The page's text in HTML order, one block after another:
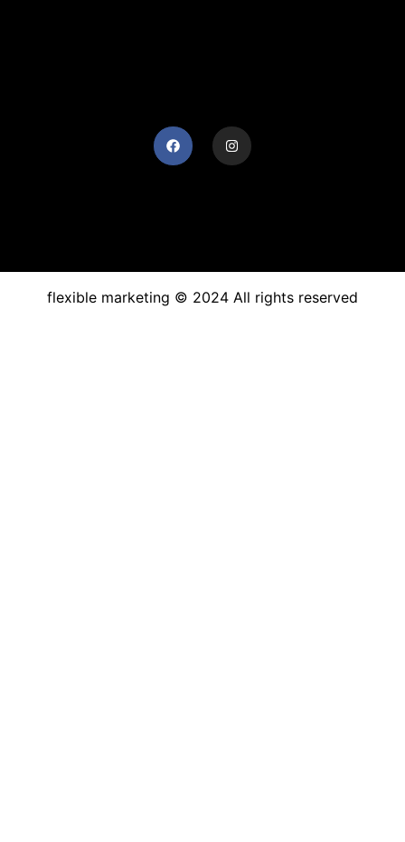
flexible marketing © 2024 All rights reserved